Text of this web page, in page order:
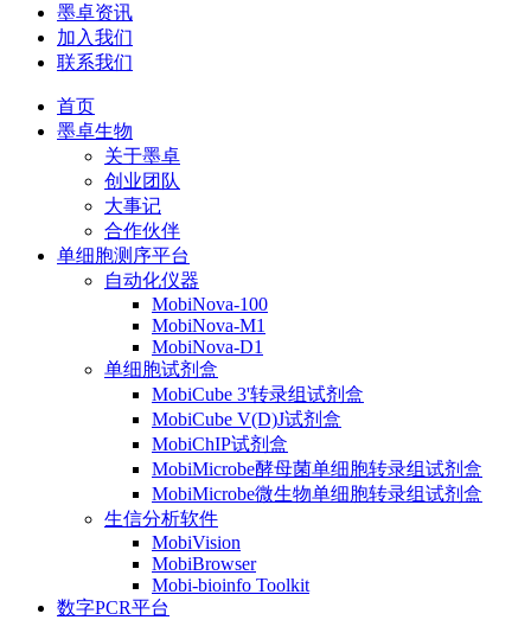
墨卓资讯
加入我们
联系我们
首页
墨卓生物
关于墨卓
创业团队
大事记
合作伙伴
单细胞测序平台
自动化仪器
MobiNova-100
MobiNova-M1
MobiNova-D1
单细胞试剂盒
MobiCube 3'转录组试剂盒
MobiCube V(D)J试剂盒
MobiChIP试剂盒
MobiMicrobe酵母菌单细胞转录组试剂盒
MobiMicrobe微生物单细胞转录组试剂盒
生信分析软件
MobiVision
MobiBrowser
Mobi-bioinfo Toolkit
数字PCR平台